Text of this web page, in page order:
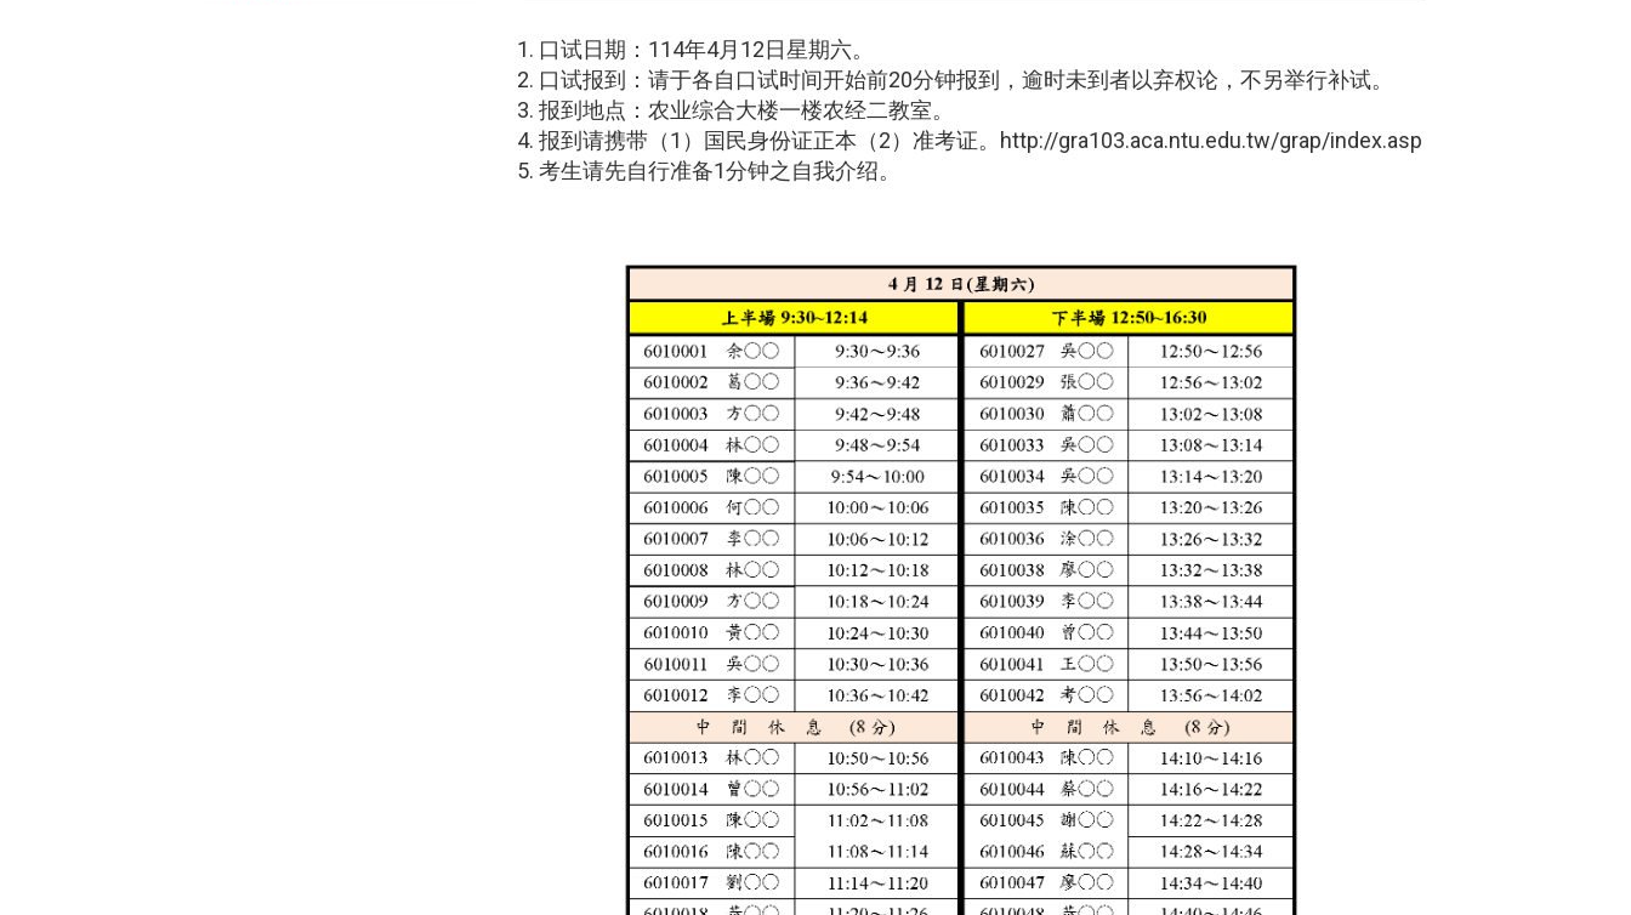
1. 口试日期：114年4月12日星期六。
2. 口试报到：请于各自口试时间开始前20分钟报到，逾时未到者以弃权论，不另举行补试。
3. 报到地点：农业综合大楼一楼农经二教室。
4. 报到请携带（1）国民身份证正本（2）准考证。 http://gra103.aca.ntu.edu.tw/grap/index.asp
5. 考生请先自行准备1分钟之自我介绍。